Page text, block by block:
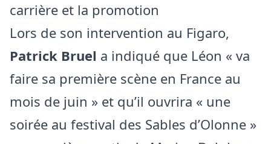
carrière et la promotion
Lors de son intervention au Figaro,
Patrick Bruel a indiqué que Léon « va
faire sa première scène en France au
mois de juin » et qu’il ouvrira « une
soirée au festival des Sables d’Olonne »